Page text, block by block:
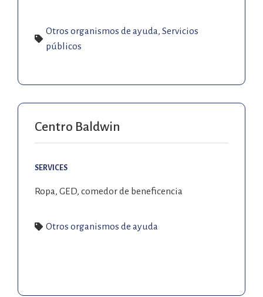
Otros organismos de ayuda, Servicios
públicos
Centro Baldwin
SERVICES
Ropa, GED, comedor de beneficencia
Otros organismos de ayuda